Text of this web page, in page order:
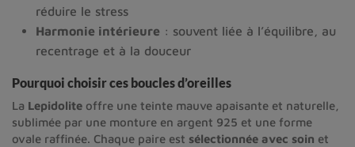
réduire le stress
Harmonie intérieure : souvent liée à l’équilibre, au
recentrage et à la douceur
Pourquoi choisir ces boucles d’oreilles
La Lepidolite offre une teinte mauve apaisante et naturelle,
sublimée par une monture en argent 925 et une forme
ovale raffinée. Chaque paire est sélectionnée avec soin et